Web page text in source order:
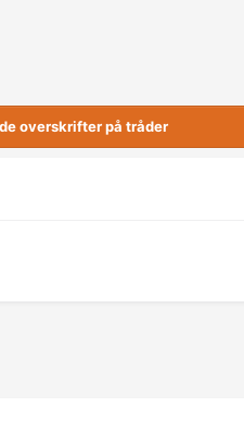
overskrifter på tråder